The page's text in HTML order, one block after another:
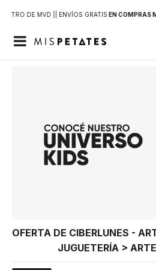
DE MVD | | ENVÍOS GRATIS EN COMPRAS

OFERTA DE CIBERLUNES -
JUGUETERÍA >